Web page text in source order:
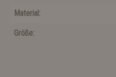
Material:
Größe: